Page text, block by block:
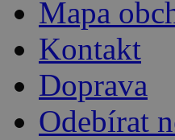
Mapa
Kontakt
Doprava
Odebírat